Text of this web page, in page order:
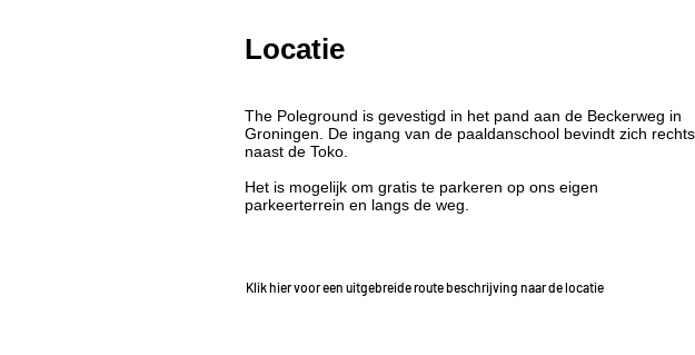
Locatie
The Poleground is gevestigd in het pand aan de Beckerweg in
Groningen. De ingang van de paaldanschool bevindt zich rechts
naast de Toko.
Het is mogelijk om gratis te parkeren op ons eigen
parkeerterrein en langs de weg.
Klik hier voor een uitgebreide route beschrijving naar de locatie